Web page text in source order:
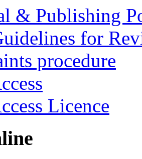
& Publishing
for
procedure
Licence